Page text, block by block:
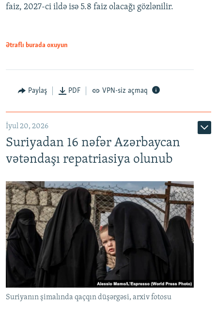
Auto
480p
faiz, 2027-ci ildə isə 5.8 faiz olacağı gözlənilir.
Ətraflı burada oxuyun
Paylaş PDF VPN-siz açmaq
İyul 20, 2026
Suriyadan 16 nəfər Azərbaycan
vətəndaşı repatriasiya olunub
Suriyanın şimalında qaçqın düşərgəsi, arxiv fotosu